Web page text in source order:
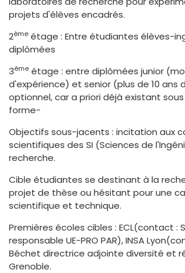
projets d'élèves encadrés.
2ème étage : Entre étudiantes élèves-
diplômées
3ème étage : entre diplômées junior
d'expérience) et senior (plus de 10 ans
optionnel, car a priori déjà existant
forme-
Objectifs sous-jacents : incitation aux
scientifiques des SI (Sciences de
recherche.
Cible étudiantes se destinant à la
projet de thèse ou hésitant pour une
scientifique et technique.
Premières écoles cibles : ECL(contact :
responsable UE-PRO PAR), INSA
Béchet directrice adjointe diversité et
Grenoble.